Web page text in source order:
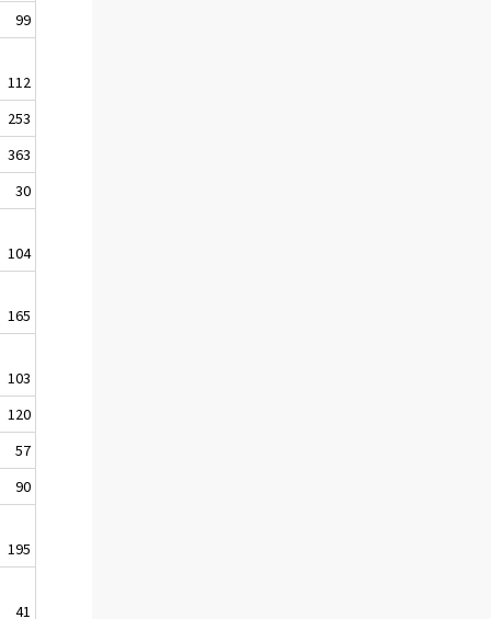
99
112
253
363
30
104
165
103
120
57
90
195
41